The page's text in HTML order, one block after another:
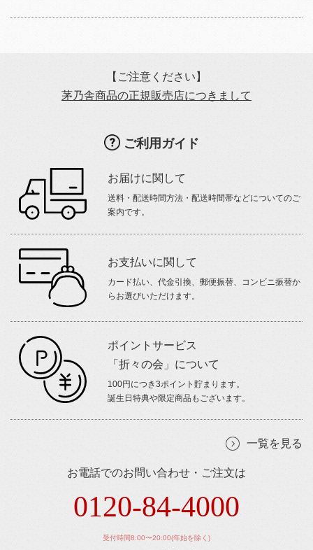
【ご注意ください】
茅乃舎商品の正規販売店につきまして
ご利用ガイド
お届けに関して
送料・配送時間方法・配送時間帯などについてのご
案内です。
お支払いに関して
カード払い、代金引換、郵便振替、コンビニ振替か
らお選びいただけます。
ポイントサービス
「折々の会」について
100円につき3ポイント貯まります。
誕生日特典や限定商品もございます。
一覧を見る
お電話でのお問い合わせ・ご注文は
0120-84-4000
受付時間8:00〜20:00(年始を除く)